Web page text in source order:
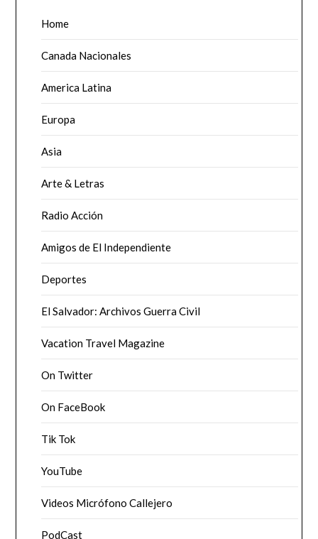
Home
Canada Nacionales
America Latina
Europa
Asia
Arte & Letras
Radio Acción
Amigos de El Independiente
Deportes
El Salvador: Archivos Guerra Civil
Vacation Travel Magazine
On Twitter
On FaceBook
Tik Tok
YouTube
Videos Micrófono Callejero
PodCast